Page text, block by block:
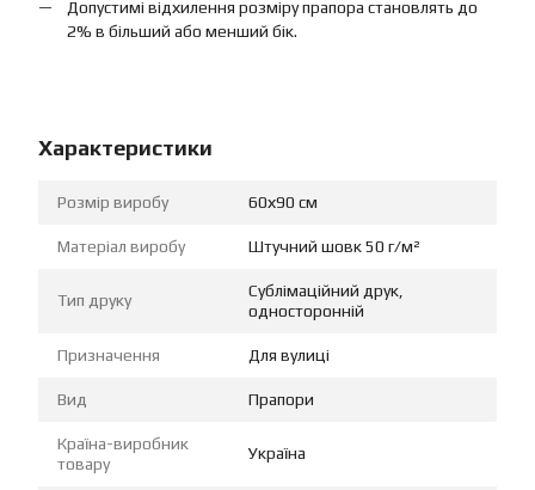
Допустимі відхилення розміру прапора становлять до
2% в більший або менший бік.
Характеристики
Розмір виробу 60х90 см
Матеріал виробу Штучний шовк 50 г/м²
Тип друку
Сублімаційний друк,
односторонній
Призначення Для вулиці
Вид Прапори
Країна-виробник
товару
Україна